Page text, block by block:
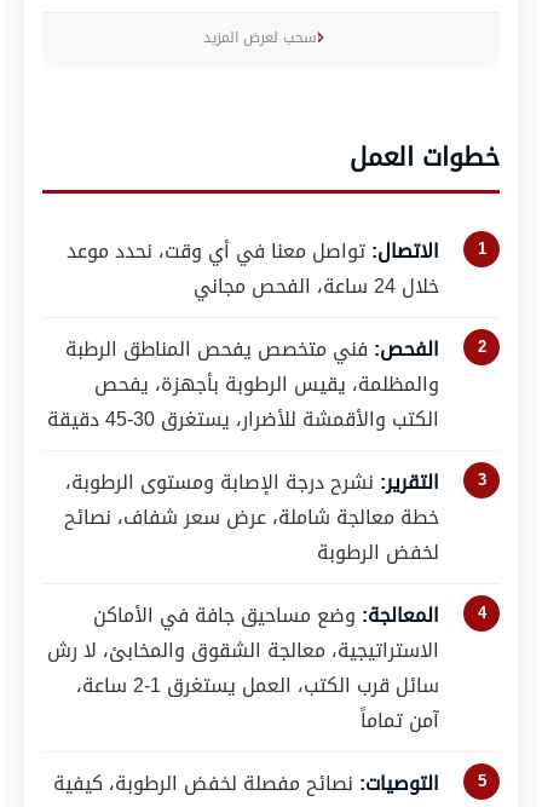
اسحب لعرض المزيد
خطوات العمل
الاتصال:تواصل معنا في أي وقت، نحدد موعد
خلال 24 ساعة، الفحص مجاني
الفحص: فني متخصص يفحص المناطق الرطبة
والمظلمة، يقيس الرطوبة بأجهزة، يفحص
الكتب والأقمشة للأضرار، يستغرق 30-45 دقيقة
التقرير: نشرح درجة الإصابة ومستوى الرطوبة،
خطة معالجة شاملة، عرض سعر شفاف، نصائح
لخفض الرطوبة
المعالجة: وضع مساحيق جافة في الأماكن
الاستراتيجية، معالجة الشقوق والمخابئ، لا رش
سائل قرب الكتب، العمل يستغرق 1-2 ساعة،
آمن تماماً
التوصيات: نصائح مفصلة لخفض الرطوبة، كيفية